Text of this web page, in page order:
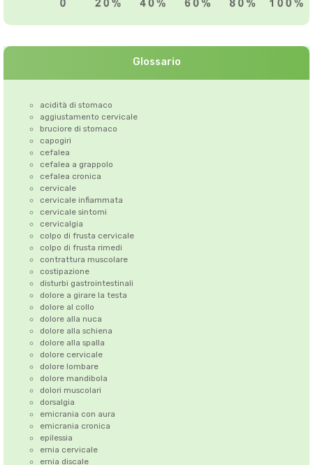
Glossario
acidità di stomaco
aggiustamento cervicale
bruciore di stomaco
capogiri
cefalea
cefalea a grappolo
cefalea cronica
cervicale
cervicale infiammata
cervicale sintomi
cervicalgia
colpo di frusta cervicale
colpo di frusta rimedi
contrattura muscolare
costipazione
disturbi gastrointestinali
dolore a girare la testa
dolore al collo
dolore alla nuca
dolore alla schiena
dolore alla spalla
dolore cervicale
dolore lombare
dolore mandibola
dolori muscolari
dorsalgia
emicrania con aura
emicrania cronica
epilessia
ernia cervicale
ernia discale